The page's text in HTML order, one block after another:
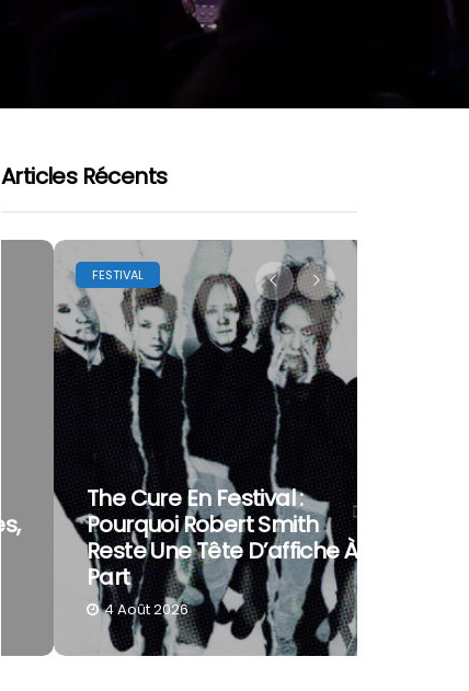
Articles Récents
FESTIVAL
The Cure En Festival :
Pourquoi Robert Smith
Reste Une Tête D’affiche À
4 Août 2026